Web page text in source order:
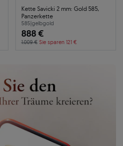
Kette Savicki 2 mm: Gold 585,
Panzerkette
585|gelbgold
888 €
1.009 € Sie sparen 121 €